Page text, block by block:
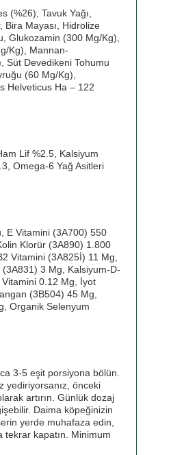
(%26), Tavuk Yağı,
Bira Mayası, Hidrolize
Glukozamin (300 Mg/Kg),
Kg), Mannan-
Süt Devedikeni Tohumu
(60 Mg/Kg),
Helveticus Ha – 122
Lif %2.5, Kalsiyum
Omega-6 Yağ Asitleri
E Vitamini (3A700) 550
Klorür (3A890) 1.800
Vitamini (3A825İ) 11 Mg,
3 Mg, Kalsiyum-D-
0.12 Mg, İyot
(3B504) 45 Mg,
Organik Selenyum
3-5 eşit porsiyona bölün.
yediriyorsanız, önceki
artırın. Günlük dozaj
Daima köpeğinizin
yerde muhafaza edin,
tekrar kapatın. Minimum